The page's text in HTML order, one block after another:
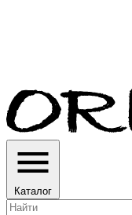
Каталог